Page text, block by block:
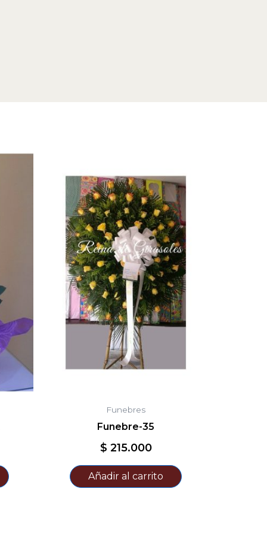
Funebres
Funebre-35
$ 215.000
Añadir al carrito